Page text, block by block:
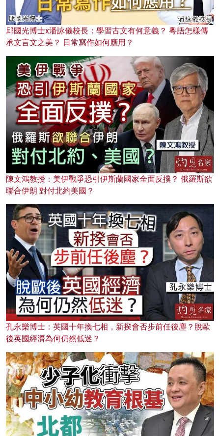
邱國光博士x潘詠儀校長：學習古文有何意義？ 粵語怎樣傳
承文言文之美？ 日常寫作如何應用？
陳文鴻教授：美伊戰爭恐引伊斯蘭國家全面反撲？ 俄羅斯欲
聯合伊朗 對付北約美國？
孔永樂博士：英國十年換七相，新揆會否步前任後塵？脫歐
後英國經濟為何仍然低迷？